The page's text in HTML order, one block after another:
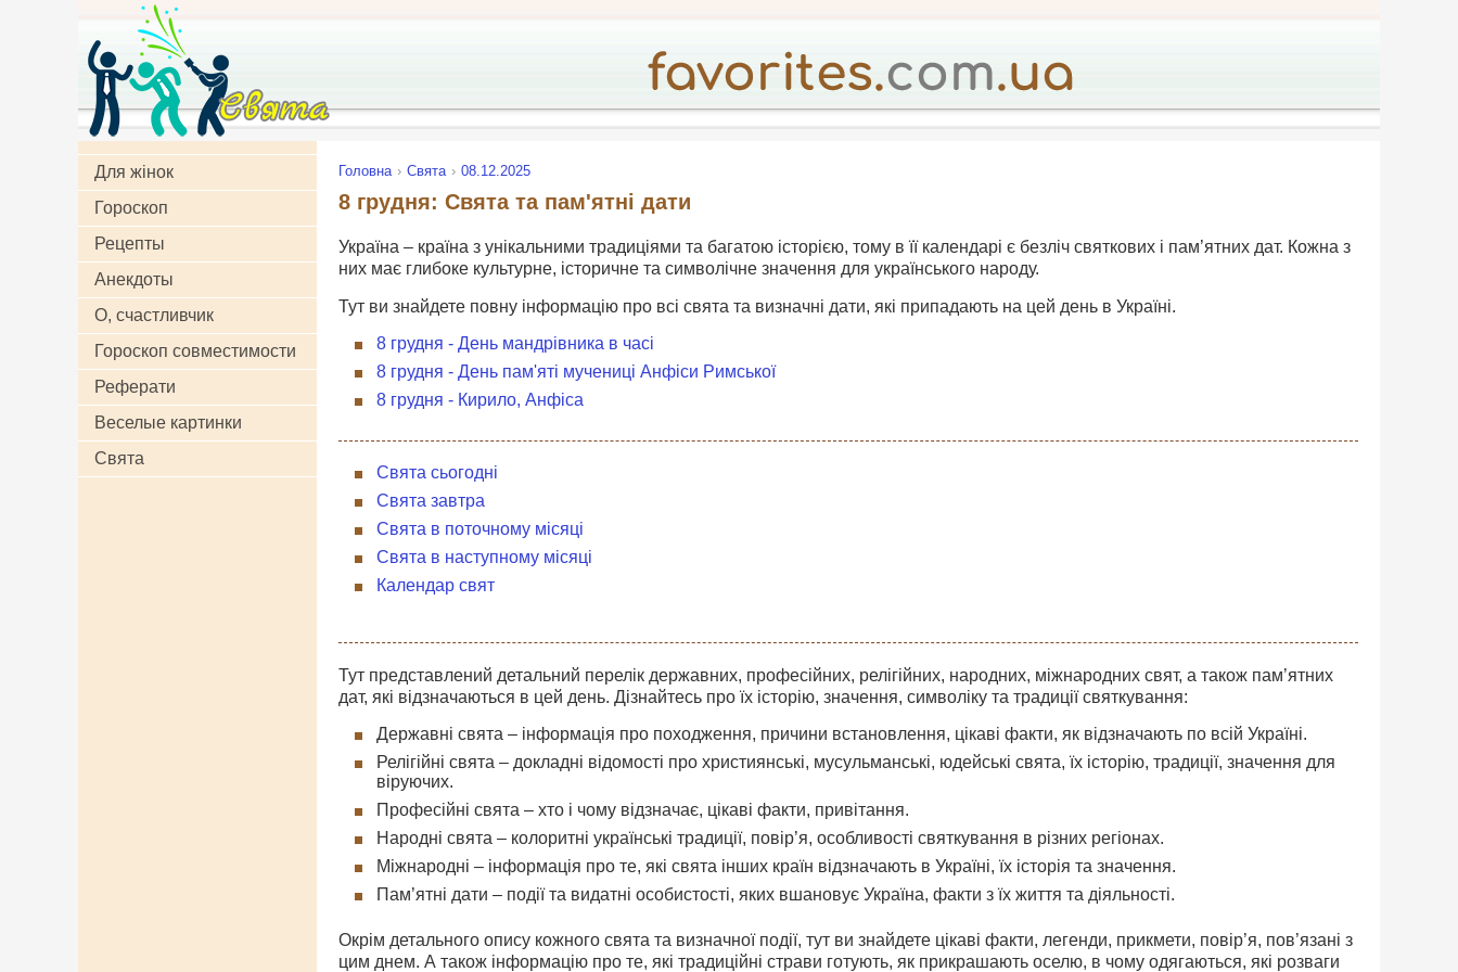
Для жінок
Гороскоп
Рецепты
Анекдоты
О, счастливчик
Гороскоп совместимости
Реферати
Веселые картинки
Свята
Головна Свята 08.12.2025
8 грудня: Свята та пам'ятні дати
Україна – країна з унікальними традиціями та багатою історією, тому в її календарі є безліч святкових і пам’ятних дат. Кожна з
них має глибоке культурне, історичне та символічне значення для українського народу.
Тут ви знайдете повну інформацію про всі свята та визначні дати, які припадають на цей день в Україні.
8 грудня - День мандрівника в часі
8 грудня - День пам'яті мучениці Анфіси Римської
8 грудня - Кирило, Анфіса
Свята сьогодні
Свята завтра
Свята в поточному місяці
Свята в наступному місяці
Календар свят
Тут представлений детальний перелік державних, професійних, релігійних, народних, міжнародних свят, а також пам’ятних
дат, які відзначаються в цей день. Дізнайтесь про їх історію, значення, символіку та традиції святкування:
Державні свята – інформація про походження, причини встановлення, цікаві факти, як відзначають по всій Україні.
Релігійні свята – докладні відомості про християнські, мусульманські, юдейські свята, їх історію, традиції, значення для
віруючих.
Професійні свята – хто і чому відзначає, цікаві факти, привітання.
Народні свята – колоритні українські традиції, повір’я, особливості святкування в різних регіонах.
Міжнародні – інформація про те, які свята інших країн відзначають в Україні, їх історія та значення.
Пам’ятні дати – події та видатні особистості, яких вшановує Україна, факти з їх життя та діяльності.
Окрім детального опису кожного свята та визначної події, тут ви знайдете цікаві факти, легенди, прикмети, повір’я, пов’язані з
цим днем. А також інформацію про те, які традиційні страви готують, як прикрашають оселю, в чому одягаються, які розваги